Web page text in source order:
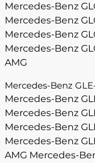
Mercedes-Benz
Mercedes-Benz
Mercedes-Benz
Mercedes-Benz
AMG
Mercedes-Benz
Mercedes-Benz
Mercedes-Benz
Mercedes-Benz
Mercedes-Benz
AMG Mercedes-